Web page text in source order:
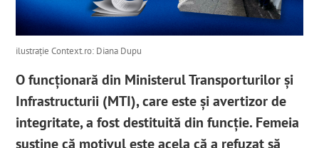
ilustrație Context.ro: Diana Dupu
O funcționară din Ministerul Transporturilor și
Infrastructurii (MTI), care este și avertizor de
integritate, a fost destituită din funcție. Femeia
susține că motivul este acela că a refuzat să